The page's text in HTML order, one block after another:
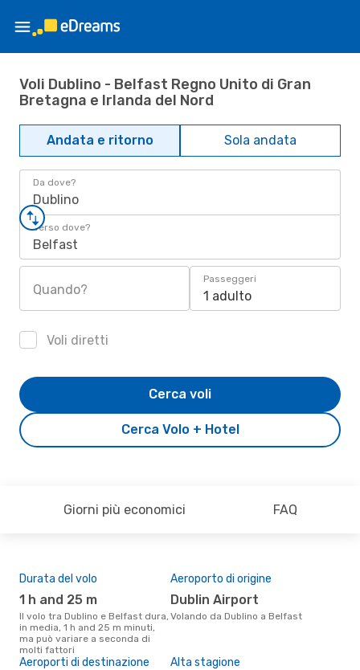
Voli Dublino - Belfast Regno Unito di Gran
Bretagna e Irlanda del Nord
Andata e ritorno Sola andata
Da dove?
Dublino
Verso dove?
Belfast
Quando?
Passeggeri
1 adulto
Voli diretti
Cerca Volo + Hotel
Cerca voli
Giorni più economici FAQ
Durata del volo
1 h and 25 m
Il volo tra Dublino e Belfast dura,
in media, 1 h and 25 m minuti,
ma può variare a seconda di
molti fattori
Aeroporto di origine
Dublin Airport
Volando da Dublino a Belfast
Aeroporti di destinazione Alta stagione